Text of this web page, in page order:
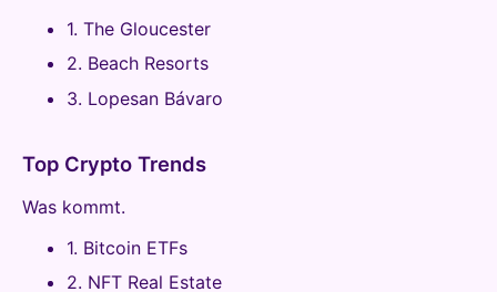
1. The Gloucester
2. Beach Resorts
3. Lopesan Bávaro
Top Crypto Trends
Was kommt.
1. Bitcoin ETFs
2. NFT Real Estate